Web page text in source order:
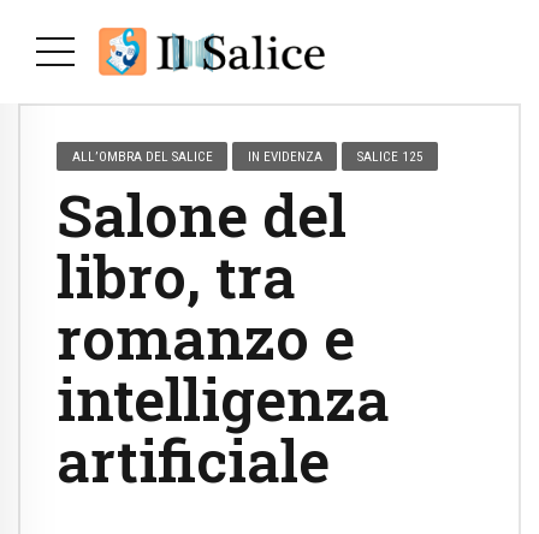
ALL’OMBRA DEL SALICE IN EVIDENZA SALICE 125
Salone del
libro, tra
romanzo e
intelligenza
artificiale